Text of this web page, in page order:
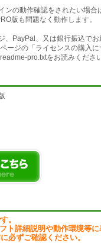
ニューコマンド
コマンド
コマンド
マンド
ツール
・メニューコマンド
フォルダを、Vectorworksの
ーしてください。
を再起動してくだ
ムページをご覧ください。
その際にVectorworksのバー
ご覧ください。
ンの動作確認をされたい場
版も問題なく動作します。
PayPal、又は銀行振込でお
ージの「ライセンスの購入に
pro.txtをお読みください
。
ト詳細説明や動作環境等
必ずご確認ください。